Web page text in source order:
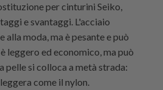
per cinturini Seiko,
e svantaggi. L'acciaio
alla moda, ma è pesante e può
leggero ed economico, ma può
pelle si colloca a metà strada:
come il nylon.